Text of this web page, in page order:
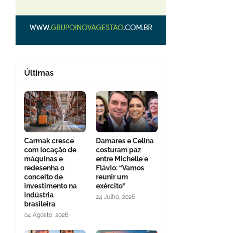
Últimas
Carmak cresce
com locação de
máquinas e
redesenha o
conceito de
investimento na
indústria
brasileira
04 Agosto, 2026
Damares e Celina
costuram paz
entre Michelle e
Flávio: “Vamos
reunir um
exército”
24 Julho, 2026